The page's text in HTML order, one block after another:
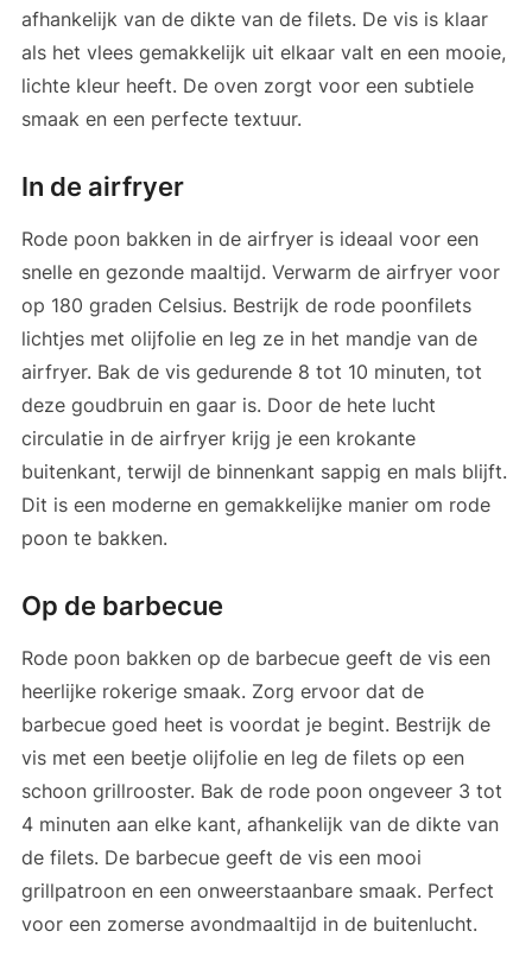
afhankelijk van de dikte van de filets. De vis is klaar
als het vlees gemakkelijk uit elkaar valt en een mooie,
lichte kleur heeft. De oven zorgt voor een subtiele
smaak en een perfecte textuur.
In de airfryer
Rode poon bakken in de airfryer is ideaal voor een
snelle en gezonde maaltijd. Verwarm de airfryer voor
op 180 graden Celsius. Bestrijk de rode poonfilets
lichtjes met olijfolie en leg ze in het mandje van de
airfryer. Bak de vis gedurende 8 tot 10 minuten, tot
deze goudbruin en gaar is. Door de hete lucht
circulatie in de airfryer krijg je een krokante
buitenkant, terwijl de binnenkant sappig en mals blijft.
Dit is een moderne en gemakkelijke manier om rode
poon te bakken.
Op de barbecue
Rode poon bakken op de barbecue geeft de vis een
heerlijke rokerige smaak. Zorg ervoor dat de
barbecue goed heet is voordat je begint. Bestrijk de
vis met een beetje olijfolie en leg de filets op een
schoon grillrooster. Bak de rode poon ongeveer 3 tot
4 minuten aan elke kant, afhankelijk van de dikte van
de filets. De barbecue geeft de vis een mooi
grillpatroon en een onweerstaanbare smaak. Perfect
voor een zomerse avondmaaltijd in de buitenlucht.